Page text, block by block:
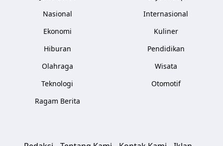
Nasional
Ekonomi
Hiburan
Olahraga
Teknologi
Ragam Berita
Internasional
Kuliner
Pendidikan
Wisata
Otomotif